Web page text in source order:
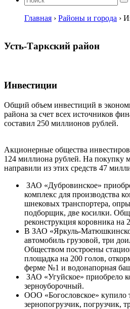
Главная › Районы и города ›
Усть-Таркский район
Инвестиции
Общий объем инвестиций в
района за счет всех источников
составил 250 миллионов рублей.
Акционерные общества
124 миллиона рублей. На покупку
направили из этих средств 47
ЗАО «Дубровинское»
комплекс для производства
шнековых транспортера,
подборщик, две косилки.
реконструкция коровника на
В ЗАО «Яркуль-
автомобиль грузовой, три
Обществом построены
площадка на 200 голов,
ферме №1 и водонапорная
ЗАО «Угуйское» приобрело
зерноуборочный.
ООО «Богословское» купило
зернопогрузчик, погрузчик,